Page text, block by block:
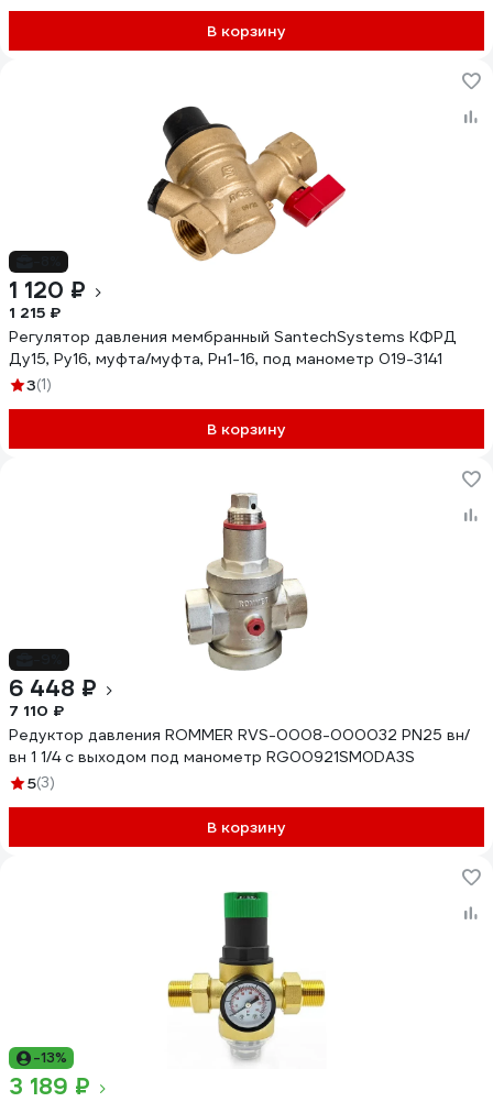
В корзину
1 120 ₽
1 215 ₽
Регулятор давления мембранный SantechSystems КФРД
Ду15, Ру16, муфта/муфта, Рн1-16, под манометр 019-3141
3(1)
В корзину
6 448 ₽
7 110 ₽
Редуктор давления ROMMER RVS-0008-000032 PN25 вн/
вн 1 1/4 с выходом под манометр RG00921SM0DA3S
5(3)
В корзину
-13%
3 189 ₽